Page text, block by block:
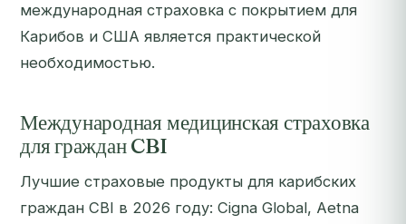
международная страховка с покрытием для
Карибов и США является практической
необходимостью.
Международная медицинская страховка
для граждан CBI
Лучшие страховые продукты для карибских
граждан CBI в 2026 году: Cigna Global, Aetna